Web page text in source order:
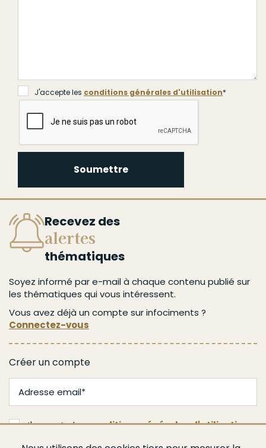
J'accepte les conditions générales d'utilisation*
Soumettre
Recevez des
alertes
thématiques
Soyez informé par e-mail à chaque contenu publié sur
les thématiques qui vous intéressent.
Vous avez déjà un compte sur infociments ?
Connectez-vous
Créer un compte
J'accepte lesconditions générales d'utilisation